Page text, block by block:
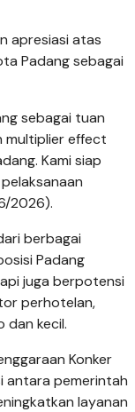
apresiasi atas
Padang sebagai
sebagai tuan
multiplier effect
Kami siap
2026).
berbagai
Padang
juga berpotensi
perhotelan,
dan kecil.
Konker
antara pemerintah
layanan